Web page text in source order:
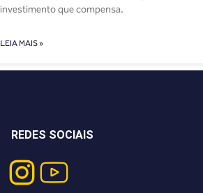
investimento que compensa.
LEIA MAIS »
REDES SOCIAIS